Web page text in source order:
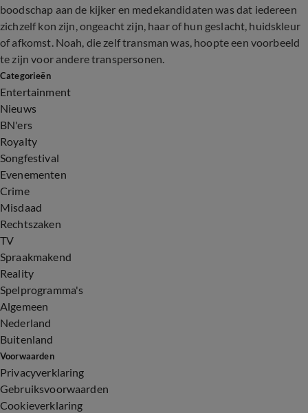
boodschap aan de kijker en medekandidaten was dat iedereen
zichzelf kon zijn, ongeacht zijn, haar of hun geslacht, huidskleur
of afkomst. Noah, die zelf transman was, hoopte een voorbeeld
te zijn voor andere transpersonen.
Categorieën
Entertainment
Nieuws
BN'ers
Royalty
Songfestival
Evenementen
Crime
Misdaad
Rechtszaken
TV
Spraakmakend
Reality
Spelprogramma's
Algemeen
Nederland
Buitenland
Voorwaarden
Privacyverklaring
Gebruiksvoorwaarden
Cookieverklaring